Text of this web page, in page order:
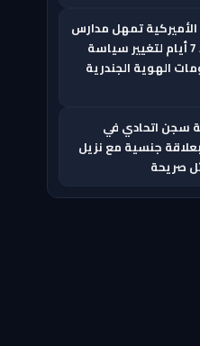
الأميركية تمهل مدارس
في ماريلاند 7 أيام لتغيير سياسة
الهوية الجندرية
سجن اتحادي في
جنسية مع نزيل
صريحة